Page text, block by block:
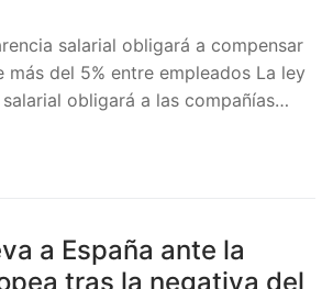
salarial obligará a compensar
más del 5% entre empleados La ley
obligará a las compañías…
a España ante la
tras la negativa del